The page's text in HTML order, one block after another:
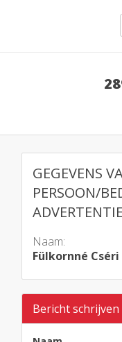
GEGEVENS
PERSOON/
Naam:
Fülkornné
Bericht schrijven